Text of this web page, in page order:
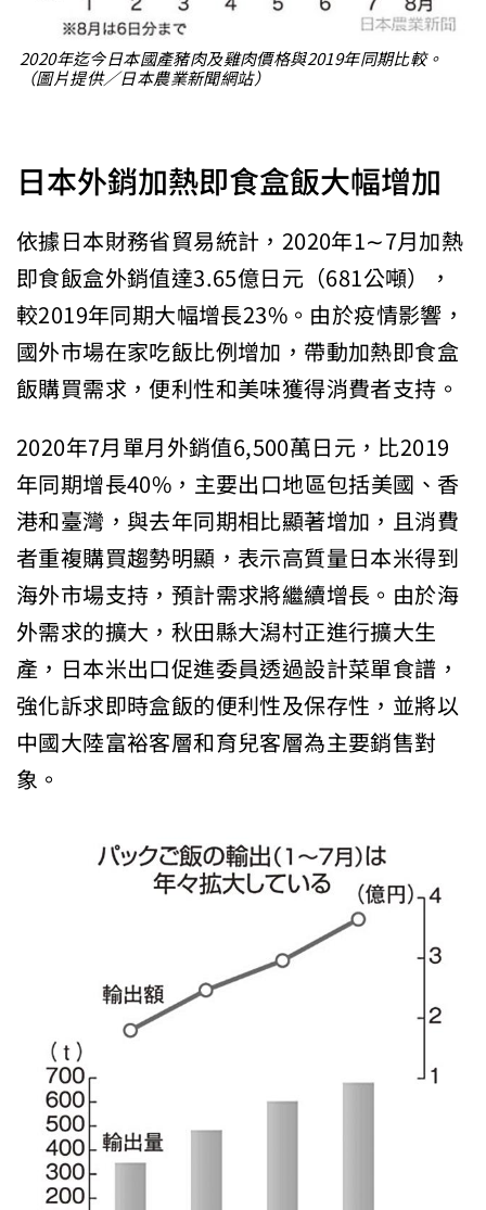
2020年迄今日本國產豬肉及雞肉價格與2019年同期比較。
（圖片提供／日本農業新聞網站）
日本外銷加熱即食盒飯大幅增加
依據日本財務省貿易統計，2020年1∼7月加熱
即食飯盒外銷值達3.65億日元（681公噸），
較2019年同期大幅增長23%。由於疫情影響，
國外市場在家吃飯比例增加，帶動加熱即食盒
飯購買需求，便利性和美味獲得消費者支持。
2020年7月單月外銷值6,500萬日元，比2019
年同期增長40%，主要出口地區包括美國、香
港和臺灣，與去年同期相比顯著增加，且消費
者重複購買趨勢明顯，表示高質量日本米得到
海外市場支持，預計需求將繼續增長。由於海
外需求的擴大，秋田縣大潟村正進行擴大生
產，日本米出口促進委員透過設計菜單食譜，
強化訴求即時盒飯的便利性及保存性，並將以
中國大陸富裕客層和育兒客層為主要銷售對
象。